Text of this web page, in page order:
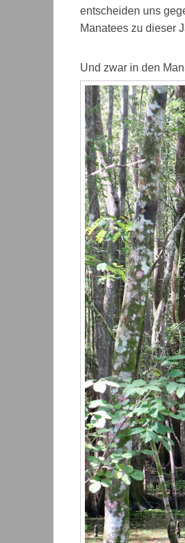
entscheiden uns
Manatees zu dieser
Und zwar in den